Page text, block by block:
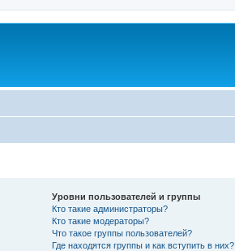
Уровни пользователей и группы
Кто такие администраторы?
Кто такие модераторы?
Что такое группы пользователей?
Где находятся группы и как вступить в них?